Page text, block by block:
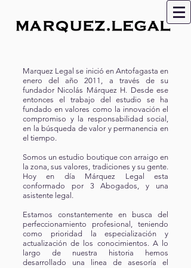
Marquez Legal se inició en Antofagasta en
enero del año 2011, a través de su
fundador Nicolás Márquez H. Desde ese
entonces el trabajo del estudio se ha
fundado en valores como la innovación el
compromiso y la responsabilidad social,
en la búsqueda de valor y permanencia en
el tiempo.
Somos un estudio boutique con arraigo en
la zona, sus valores, tradiciones y su gente.
Hoy en día Márquez Legal esta
conformado por 3 Abogados, y una
asistente legal.
Estamos constantemente en busca del
perfeccionamiento profesional, teniendo
como prioridad la especialización y
actualización de los conocimientos. A lo
largo de nuestra historia hemos
desarrollado una linea de asesoría el